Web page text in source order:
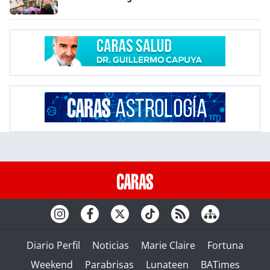
Diario Perfil Noticias Marie Claire
Fortuna
Weekend
Parabrisas Lunateen BATimes